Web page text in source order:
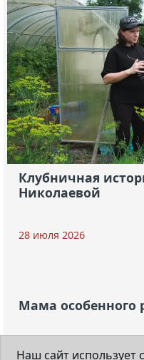
Клубничная
Николаевой
28 июля 2026
Наш сайт